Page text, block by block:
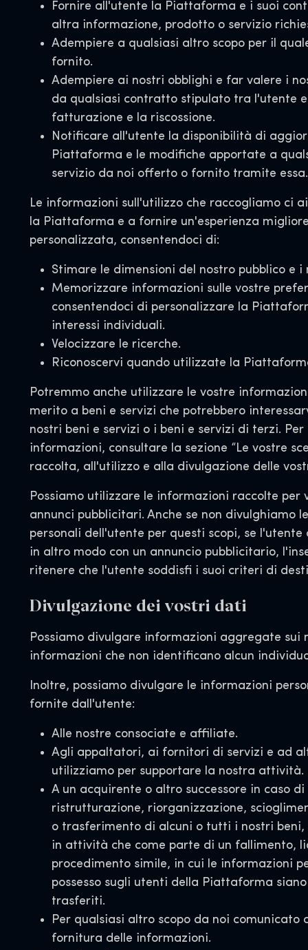
Fornire all'utente la Piattaforma e i suoi
altra informazione, prodotto o servizio
Adempiere a qualsiasi altro scopo per il
fornito.
Adempiere ai nostri obblighi e far valere i
da qualsiasi contratto stipulato tra l'utente
fatturazione e la riscossione.
Notificare all'utente la disponibilità di
Piattaforma e le modifiche apportate a
servizio da noi offerto o fornito tramite essa.
Le informazioni sull'utilizzo che raccogliamo ci
la Piattaforma e a fornire un'esperienza
personalizzata, consentendoci di:
Stimare le dimensioni del nostro pubblico e
Memorizzare informazioni sulle vostre
consentendoci di personalizzare la
interessi individuali.
Velocizzare le ricerche.
Riconoscervi quando utilizzate la
Potremmo anche utilizzare le vostre
merito a beni e servizi che potrebbero
nostri beni e servizi o i beni e servizi di terzi.
informazioni, consultare la sezione “Le vostre
raccolta, all'utilizzo e alla divulgazione delle
Possiamo utilizzare le informazioni raccolte per
annunci pubblicitari. Anche se non divulghiamo
personali dell'utente per questi scopi, se
in altro modo con un annuncio pubblicitario,
ritenere che l'utente soddisfi i suoi criteri di
Divulgazione dei vostri dati
Possiamo divulgare informazioni aggregate sui
informazioni che non identificano alcun
Inoltre, possiamo divulgare le informazioni
fornite dall'utente:
Alle nostre consociate e affiliate.
Agli appaltatori, ai fornitori di servizi e ad
utilizziamo per supportare la nostra attività.
A un acquirente o altro successore in caso di
ristrutturazione, riorganizzazione,
o trasferimento di alcuni o tutti i nostri beni,
in attività che come parte di un fallimento,
procedimento simile, in cui le informazioni
possesso sugli utenti della Piattaforma
trasferiti.
Per qualsiasi altro scopo da noi comunicato
fornitura delle informazioni.